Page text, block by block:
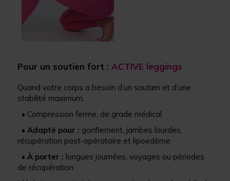
Pour un soutien fort :ACTIVE leggings
Quand votre corps a besoin d’un soutien et d’une
stabilité maximum.
• Compression ferme, de grade médical
•Adapté pour : gonflement, jambes lourdes,
récupération post-opératoire et lipoedème
•À porter : longues journées, voyages ou périodes
de récupération